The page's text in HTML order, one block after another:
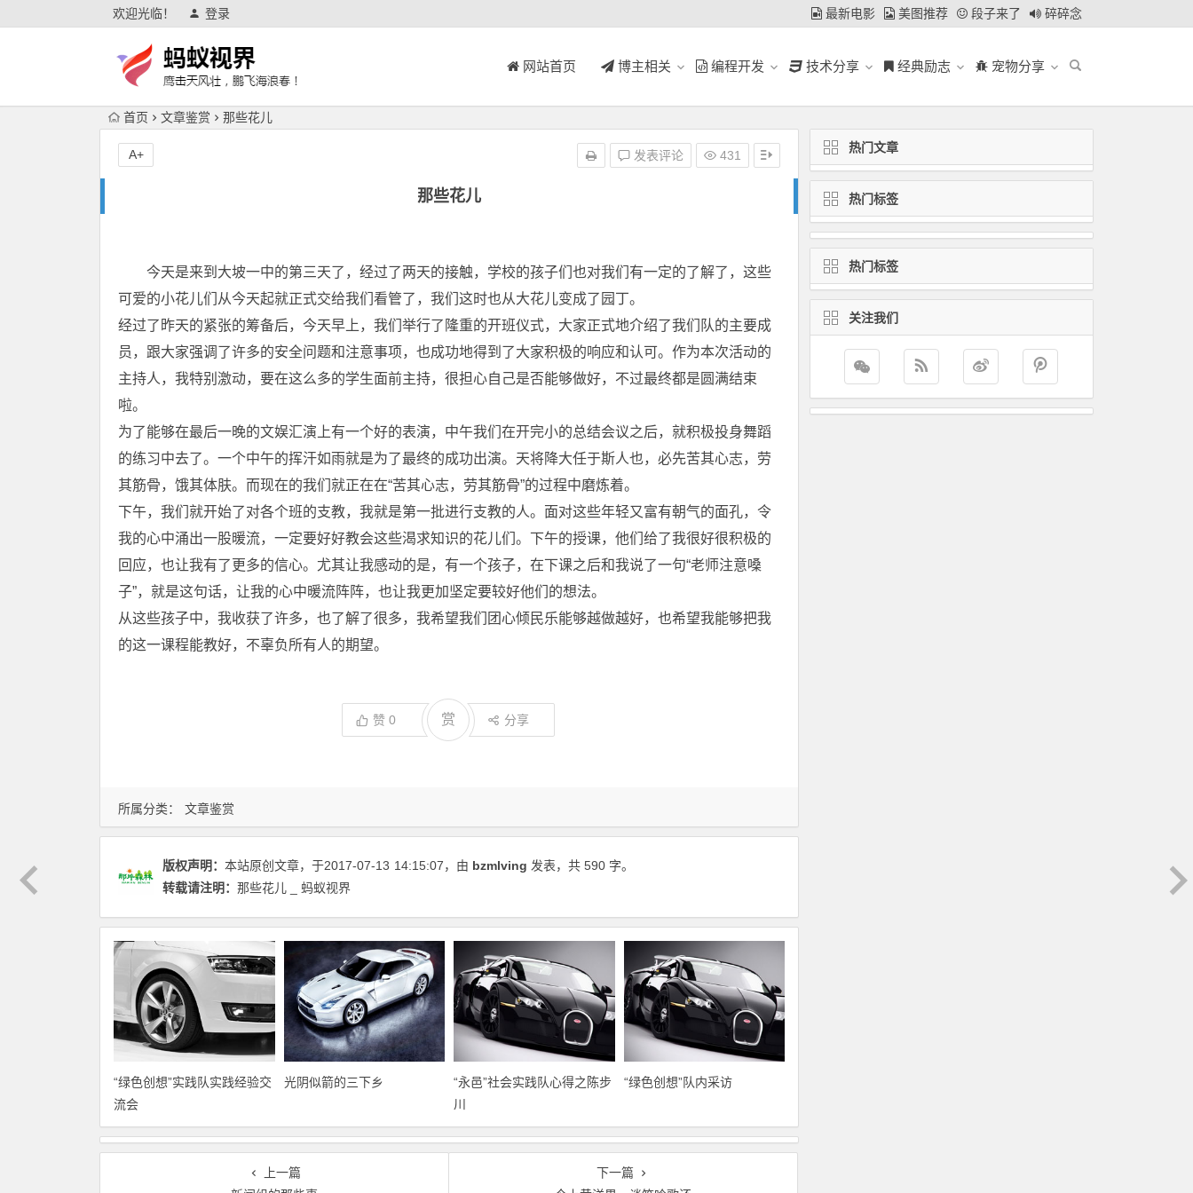
欢迎光临！ 登录 最新电影 美图推荐 段子来了 碎碎念
网站首页 博主相关 编程开发 技术分享 经典励志 宠物分享
首页 文章鉴赏 那些花儿
那些花儿
发表评论 431
A+
所属分类： 文章鉴赏
今天是来到大坡一中的第三天了，经过了两天的接触，学校的孩子们也对我们有一定的了解了，这些
可爱的小花儿们从今天起就正式交给我们看管了，我们这时也从大花儿变成了园丁。
经过了昨天的紧张的筹备后，今天早上，我们举行了隆重的开班仪式，大家正式地介绍了我们队的主要成
员，跟大家强调了许多的安全问题和注意事项，也成功地得到了大家积极的响应和认可。作为本次活动的
主持人，我特别激动，要在这么多的学生面前主持，很担心自己是否能够做好，不过最终都是圆满结束
啦。
为了能够在最后一晚的文娱汇演上有一个好的表演，中午我们在开完小的总结会议之后，就积极投身舞蹈
的练习中去了。一个中午的挥汗如雨就是为了最终的成功出演。天将降大任于斯人也，必先苦其心志，劳
其筋骨，饿其体肤。而现在的我们就正在在“苦其心志，劳其筋骨”的过程中磨炼着。
下午，我们就开始了对各个班的支教，我就是第一批进行支教的人。面对这些年轻又富有朝气的面孔，令
我的心中涌出一股暖流，一定要好好教会这些渴求知识的花儿们。下午的授课，他们给了我很好很积极的
回应，也让我有了更多的信心。尤其让我感动的是，有一个孩子，在下课之后和我说了一句“老师注意嗓
子”，就是这句话，让我的心中暖流阵阵，也让我更加坚定要较好他们的想法。
从这些孩子中，我收获了许多，也了解了很多，我希望我们团心倾民乐能够越做越好，也希望我能够把我
的这一课程能教好，不辜负所有人的期望。
赞 0 赏 分享
版权声明： 本站原创文章，于2017-07-13 14:15:07，由 bzmlving 发表，共 590 字。
转载请注明： 那些花儿 _ 蚂蚁视界
“绿色创想”实践队实践经验交
流会
光阴似箭的三下乡
“永邑”社会实践队心得之陈步
川
“绿色创想”队内采访
上一篇
下一篇
热门文章
热门标签
热门标签
关注我们